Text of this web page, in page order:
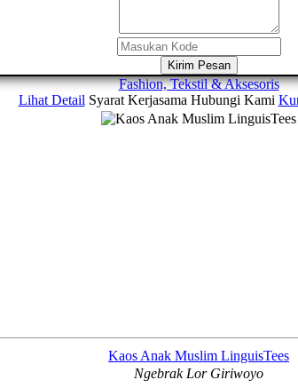
Kirim Pesan
Fashion, Tekstil & Aksesoris
Lihat Detail Syarat Kerjasama Hubungi Kami
Kaos Anak Muslim LinguisTees
Ngebrak Lor Giriwoyo